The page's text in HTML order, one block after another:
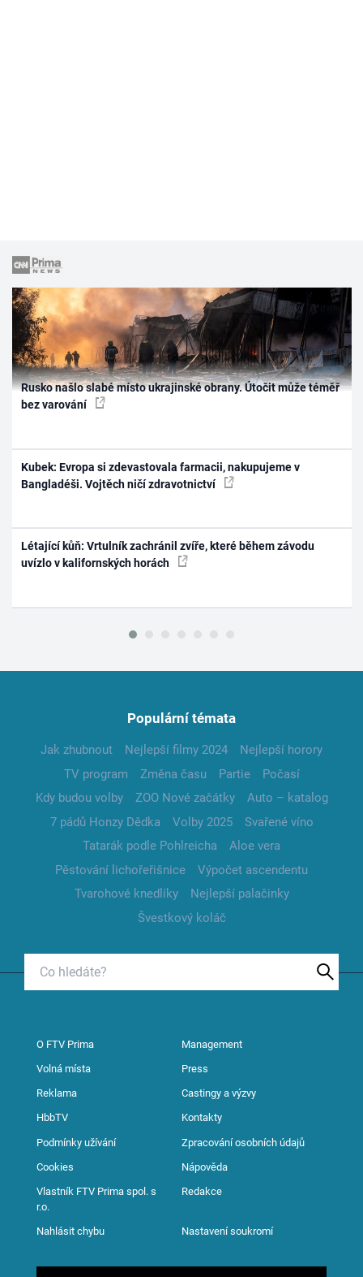
Rusko našlo slabé místo ukrajinské obrany. Útočit může téměř
bez varování
Kubek: Evropa si zdevastovala farmacii, nakupujeme v
Bangladéši. Vojtěch ničí zdravotnictví
Létající kůň: Vrtulník zachránil zvíře, které během závodu
uvízlo v kalifornských horách
Populární témata
Jak zhubnout Nejlepší filmy 2024
Nejlepší horory
TV program
Změna času Partie
Počasí
Kdy budou volby
ZOO Nové začátky
Auto – katalog
7 pádů Honzy Dědka
Volby 2025
Svařené víno
Tatarák podle Pohlreicha
Aloe vera
Pěstování lichořeřišnice
Výpočet ascendentu
Tvarohové knedlíky
Nejlepší palačinky
Švestkový koláč
O FTV Prima Management
Volná místa Press
Reklama Castingy a výzvy
HbbTV Kontakty
Podmínky užívání Zpracování osobních údajů
Cookies Nápověda
Vlastník FTV Prima spol. s
r.o.
Redakce
Nahlásit chybu Nastavení soukromí